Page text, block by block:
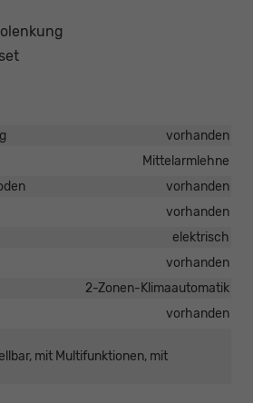
vorhanden
Mittelarmlehne
vorhanden
vorhanden
elektrisch
vorhanden
2-Zonen-Klimaautomatik
vorhanden
mit Multifunktionen, mit